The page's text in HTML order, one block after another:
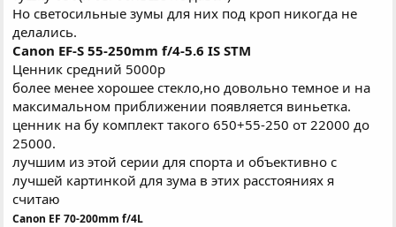
Но светосильные зумы для них под кроп никогда не
делались.
Canon EF-S 55-250mm f/4-5.6 IS STM
Ценник средний 5000р
более менее хорошее стекло,но довольно темное и на
максимальном приближении появляется виньетка.
ценник на бу комплект такого 650+55-250 от 22000 до
25000.
лучшим из этой серии для спорта и объективно с
лучшей картинкой для зума в этих расстояниях я
считаю
Canon EF 70-200mm f/4L